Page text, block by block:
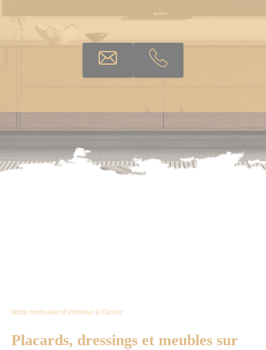
Votre menuisier d'intérieur à Clairac
Placards, dressings et meubles sur